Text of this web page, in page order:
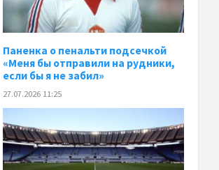
Паненка o пенальти подсечкой
«Меня бы отправили на рудники,
если бы я не забил»
27.07.2026 11:25